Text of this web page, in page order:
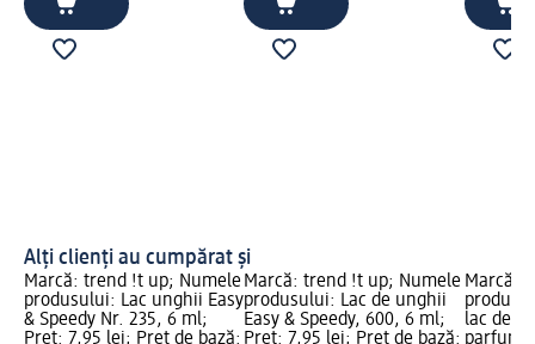
Alți clienți au cumpărat și
Marcă: trend !t up; Numele
produsului: Lac unghii Easy
& Speedy Nr. 235, 6 ml;
Preț: 7,95 lei; Preț de bază:
Marcă: trend !t up; Numele
produsului: Lac de unghii
Easy & Speedy, 600, 6 ml;
Preț: 7,95 lei; Preț de bază:
Marcă:
lac de
parfum